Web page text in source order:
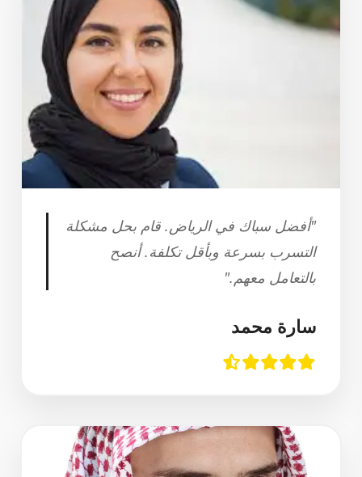
"أفضل سباك في الرياض. قام بحل مشكلة
التسرب بسرعة وبأقل تكلفة. أنصح
بالتعامل معهم."
سارة محمد